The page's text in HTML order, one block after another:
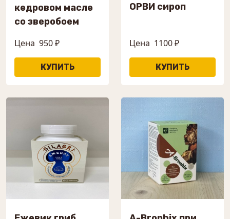
кедровом масле
со зверобоем
Цена 950 ₽
ОРВИ сироп
Цена 1100 ₽